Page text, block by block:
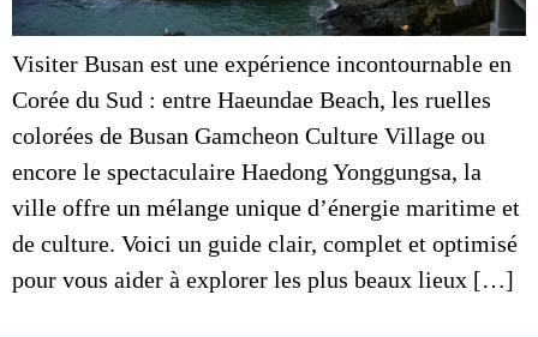
Visiter Busan est une expérience incontournable en
Corée du Sud : entre Haeundae Beach, les ruelles
colorées de Busan Gamcheon Culture Village ou
encore le spectaculaire Haedong Yonggungsa, la
ville offre un mélange unique d’énergie maritime et
de culture. Voici un guide clair, complet et optimisé
pour vous aider à explorer les plus beaux lieux […]